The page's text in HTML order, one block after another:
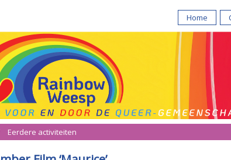
Home
Eerdere activiteiten